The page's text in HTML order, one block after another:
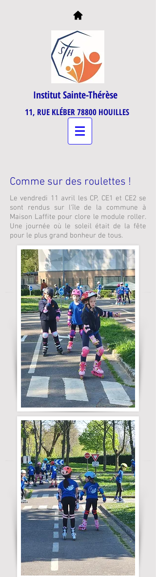
Institut Sainte-Thérèse
11, RUE KLÉBER 78800 HOUILLES
Comme sur des roulettes !
Le vendredi 11 avril les CP, CE1 et CE2 se
sont rendus sur l'île de la commune à
Maison Laffite pour clore le module roller.
Une journée où le soleil était de la fête
pour le plus grand bonheur de tous.